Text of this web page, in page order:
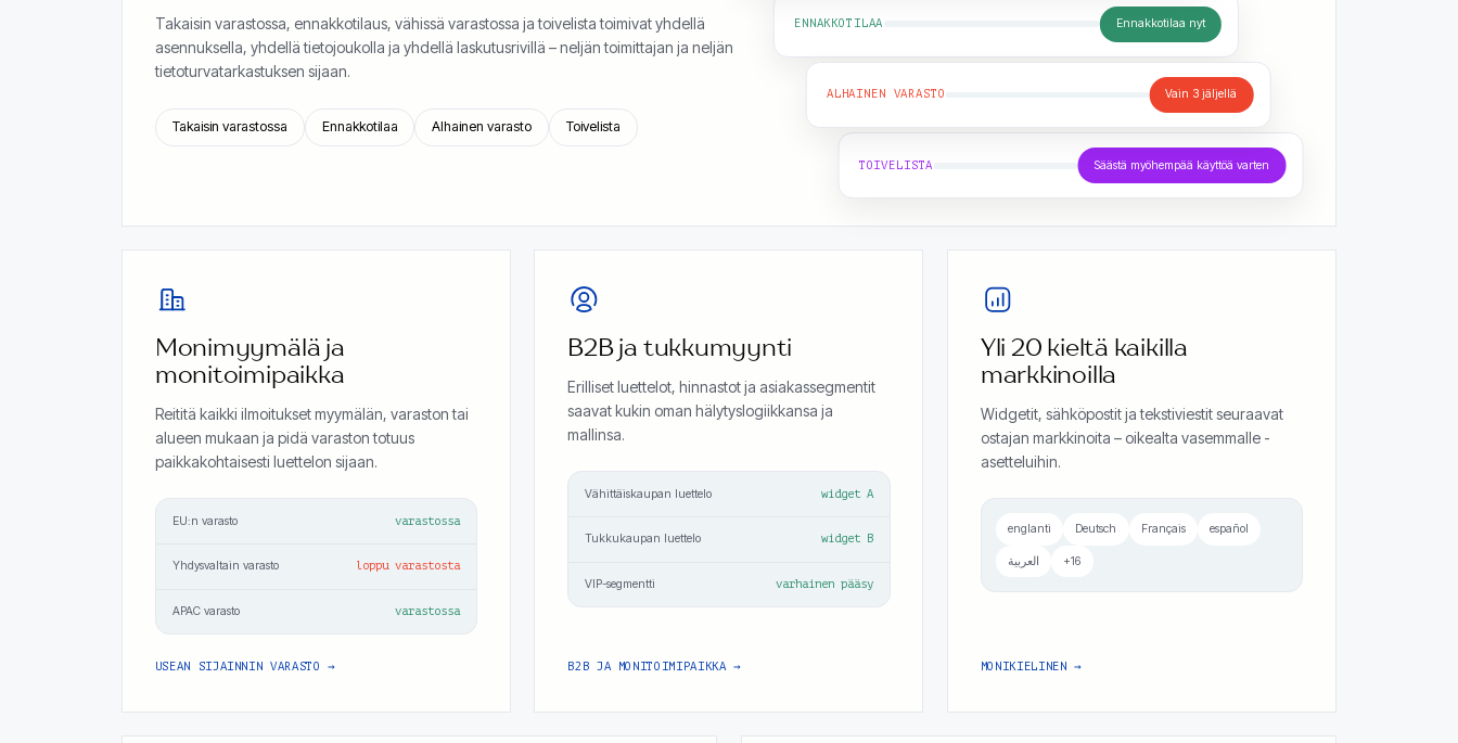
Takaisin varastossa, ennakkotilaus, vähissä varastossa ja toivelista toimivat yhdellä
asennuksella, yhdellä tietojoukolla ja yhdellä laskutusrivillä – neljän toimittajan ja neljän
tietoturvatarkastuksen sijaan.
Takaisin varastossa Ennakkotilaa Alhainen varasto Toivelista
ENNAKKOTILAA Ennakkotilaa nyt
ALHAINEN VARASTO Vain 3 jäljellä
TOIVELISTA Säästä myöhempää käyttöä varten
Monimyymälä ja
monitoimipaikka
Reititä kaikki ilmoitukset myymälän, varaston tai
alueen mukaan ja pidä varaston totuus
paikkakohtaisesti luettelon sijaan.
EU:n varasto varastossa
Yhdysvaltain varasto loppu varastosta
APAC varasto varastossa
USEAN SIJAINNIN VARASTO
B2B ja tukkumyynti
Erilliset luettelot, hinnastot ja asiakassegmentit
saavat kukin oman hälytyslogiikkansa ja
mallinsa.
Vähittäiskaupan luettelo widget A
Tukkukaupan luettelo widget B
VIP-segmentti varhainen pääsy
B2B JA MONITOIMIPAIKKA
Yli 20 kieltä kaikilla
markkinoilla
Widgetit, sähköpostit ja tekstiviestit seuraavat
ostajan markkinoita – oikealta vasemmalle -
asetteluihin.
englanti Deutsch Français español
العربية +16
MONIKIELINEN